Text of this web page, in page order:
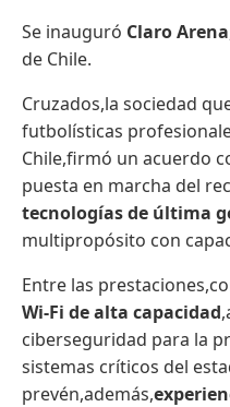
Se inauguró Claro Arena
de Chile.
Cruzados,la sociedad
futbolísticas
Chile,firmó un acuerdo
puesta en marcha del
tecnologías de última
multipropósito con
Entre las
Wi-Fi de alta capacidad
ciberseguridad para la
sistemas críticos del
prevén,además,